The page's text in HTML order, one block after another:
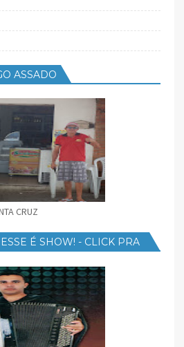
ASSADO
CRUZ
É SHOW! - CLICK PRA